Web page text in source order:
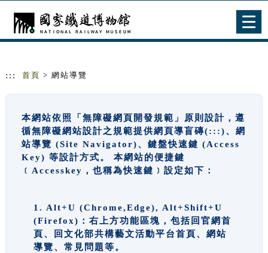
::: 首頁 > 網站導覽
本網站依照「無障礙網頁開發規範」原則設計，遵
循無障礙網站設計之規範提供網頁導盲磚(:::)、網
站導覽 (Site Navigator)、鍵盤快速鍵 (Access
Key) 等設計方式。 本網站的便捷鍵
﹝Accesskey，也稱為快速鍵﹞設定如下：
1. Alt+U (Chrome,Edge), Alt+Shift+U
(Firefox)：右上方功能區塊，包括回官網首
頁、回文化部共構藝文活動平台首頁、網站
導覽、常見問題等。